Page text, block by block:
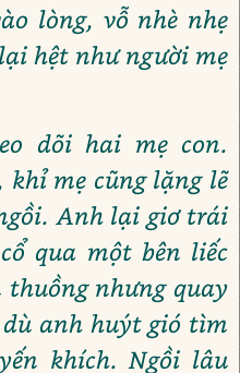
lòng, vỗ nhè nhẹ
hệt như người mẹ
dõi hai mẹ con.
khỉ mẹ cũng lặng lẽ
Anh lại giơ trái
qua một bên liếc
nhưng quay
anh huýt gió tìm
khích. Ngồi lâu